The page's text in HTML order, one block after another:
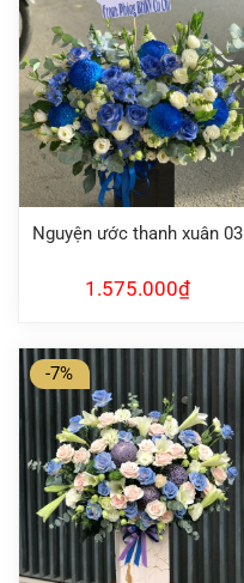
Nguyện ước thanh xuân 03
1.575.000₫
-7%